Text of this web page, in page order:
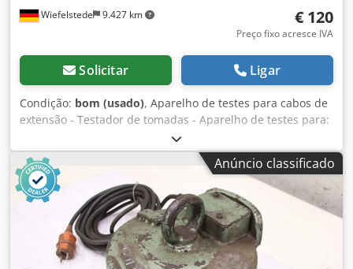
Wiefelstede 9.427 km € 120
Preço fixo acresce IVA
Solicitar Ligar
Condição: bom (usado), Aparelho de testes para cabos de
extensão - Testador de tomadas - Aparelho de testes para:
cabos de extensão, réguas de tomadas para mesa - Peso:
30 kg Dodpfx Aob A Iufjnzock
Anúncio classificado